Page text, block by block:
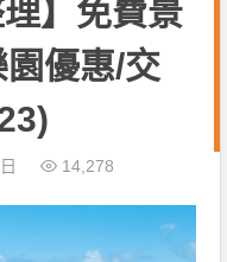
理】免費景
優惠/交
14,278